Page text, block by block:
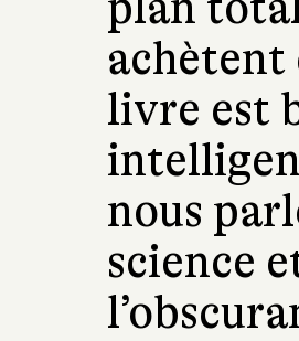
livre est
nous
science